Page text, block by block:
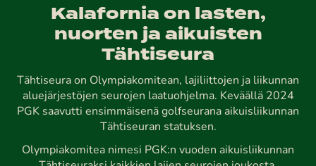
Kalafornia on lasten,
nuorten ja aikuisten
Tähtiseura
Tähtiseura on Olympiakomitean, lajiliittojen ja liikunnan
aluejärjestöjen seurojen laatuohjelma. Keväällä 2024
PGK saavutti ensimmäisenä golfseurana aikuisliikunnan
Tähtiseuran statuksen.
Olympiakomitea nimesi PGK:n vuoden aikuisliikunnan